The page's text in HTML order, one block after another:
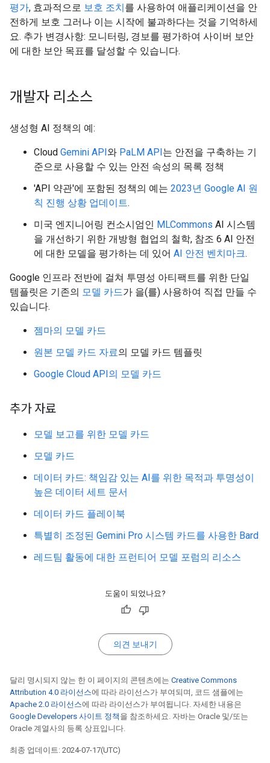
평가, 효과적으로 보호 조치를 사용하여 애플리케이션을 안
전하게 보호 그러나 이는 시작에 불과하다는 것을 기억하세
요. 추가 변경사항: 모니터링, 경보를 평가하여 사이버 보안
에 대한 보안 목표를 달성할 수 있습니다.
개발자 리소스
생성형 AI 정책의 예:
Cloud Gemini API와 PaLM API는 안전을 구축하는 기
준으로 사용할 수 있는 안전 속성의 목록 정책
'API 약관'에 포함된 정책의 예는 2023년 Google AI 원
칙 진행 상황 업데이트.
미국 엔지니어링 컨소시엄인 MLCommons AI 시스템
을 개선하기 위한 개방형 협업의 철학, 참조 6 AI 안전
에 대한 모델을 평가하는 데 있어 AI 안전 벤치마크.
Google 인프라 전반에 걸쳐 투명성 아티팩트를 위한 단일
템플릿은 기존의 모델 카드가 을(를) 사용하여 직접 만들 수
있습니다.
젬마의 모델 카드
원본 모델 카드 자료의 모델 카드 템플릿
Google Cloud API의 모델 카드
추가 자료
모델 보고를 위한 모델 카드
모델 카드
데이터 카드: 책임감 있는 AI를 위한 목적과 투명성이
높은 데이터 세트 문서
데이터 카드 플레이북
특별히 조정된 Gemini Pro 시스템 카드를 사용한 Bard
레드팀 활동에 대한 프런티어 모델 포럼의 리소스
도움이 되었나요?
의견 보내기
달리 명시되지 않는 한 이 페이지의 콘텐츠에는 Creative Commons
Attribution 4.0 라이선스에 따라 라이선스가 부여되며, 코드 샘플에는
Apache 2.0 라이선스에 따라 라이선스가 부여됩니다. 자세한 내용은
Google Developers 사이트 정책 을 참조하세요. 자바는 Oracle 및/또는
Oracle 계열사의 등록 상표입니다.
최종 업데이트: 2024-07-17(UTC)